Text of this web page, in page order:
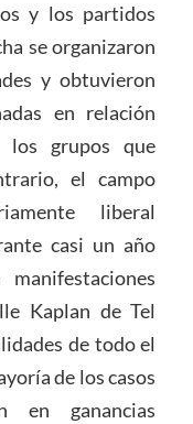
y los partidos
se organizaron
y obtuvieron
en relación
grupos que
el campo
liberal
casi un año
Kaplan de Tel
de todo el
de los casos
en ganancias